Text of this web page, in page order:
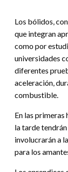
Los bólidos,
que integran
como por
universidades
diferentes
aceleración,
combustible.
En las primeras
la tarde
involucrarán a
para los